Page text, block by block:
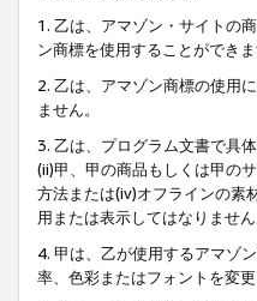
1. 乙は、アマゾン・サイトの
ン商標を使用することができま
2. 乙は、アマゾン商標の使用
ません。
3. 乙は、プログラム文書で具
(ii)甲、甲の商品もしくは甲の
方法または(iv)オフラインの素
用または表示してはなりません
4. 甲は、乙が使用するアマゾ
率、色彩またはフォントを変